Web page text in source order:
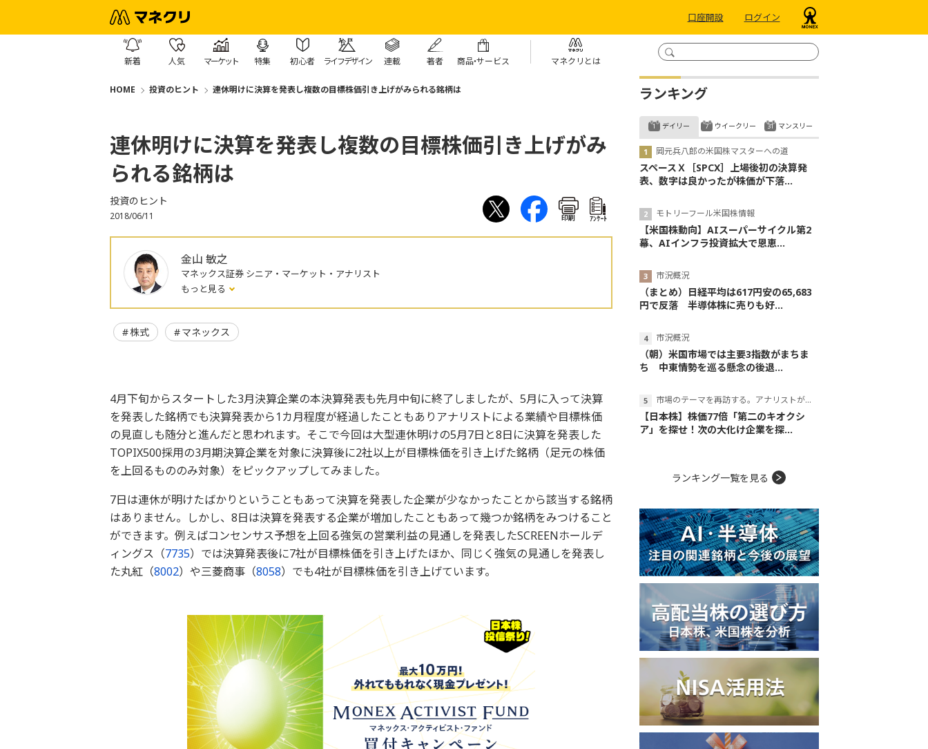
口座開設 ログイン
新着 人気 マーケット 特集 初心者 ライフデザイン 連載 著者 商品・サービス マネクリとは
HOME 投資のヒント 連休明けに決算を発表し複数の目標株価引き上げがみられる銘柄は
連休明けに決算を発表し複数の目標株価引き上げがみ
られる銘柄は
投資のヒント
2018/06/11 印刷 ｱﾝｹｰﾄ
金山 敏之
マネックス証券 シニア・マーケット・アナリスト
もっと見る
株式 マネックス
4月下旬からスタートした3月決算企業の本決算発表も先月中旬に終了しましたが、5月に入って決算
を発表した銘柄でも決算発表から1カ月程度が経過したこともありアナリストによる業績や目標株価
の見直しも随分と進んだと思われます。そこで今回は大型連休明けの5月7日と8日に決算を発表した
TOPIX500採用の3月期決算企業を対象に決算後に2社以上が目標株価を引き上げた銘柄（足元の株価
を上回るもののみ対象）をピックアップしてみました。
7日は連休が明けたばかりということもあって決算を発表した企業が少なかったことから該当する銘柄
はありません。しかし、8日は決算を発表する企業が増加したこともあって幾つか銘柄をみつけること
ができます。例えばコンセンサス予想を上回る強気の営業利益の見通しを発表したSCREENホールデ
ィングス（7735）では決算発表後に7社が目標株価を引き上げたほか、同じく強気の見通しを発表し
た丸紅（8002）や三菱商事（8058）でも4社が目標株価を引き上げています。
ランキング
デイリー
岡元兵八郎の米国株マスターへの道
スペースＸ［SPCX］上場後初の決算発
表、数字は良かったが株価が下落...
モトリーフール米国株情報
【米国株動向】AIスーパーサイクル第2
幕、AIインフラ投資拡大で恩恵...
市況概況
（まとめ）日経平均は617円安の65,683
円で反落 半導体株に売りも好...
市況概況
（朝）米国市場では主要3指数がまちま
ち 中東情勢を巡る懸念の後退...
市場のテーマを再訪する。アナリストが読み解くテーマの本質
【日本株】株価77倍「第二のキオクシ
ア」を探せ！次の大化け企業を探...
ウイークリー マンスリー
ランキング一覧を見る